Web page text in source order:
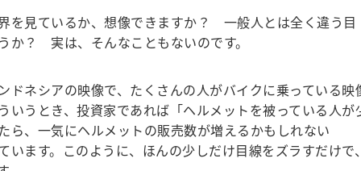
見ているか、想像できますか？ 一般人とは全く違う目
か？ 実は、そんなこともないのです。
ネシアの映像で、たくさんの人がバイクに乗っている映
うとき、投資家であれば「ヘルメットを被っている人が
ら、一気にヘルメットの販売数が増えるかもしれない
います。このように、ほんの少しだけ目線をズラすだけで